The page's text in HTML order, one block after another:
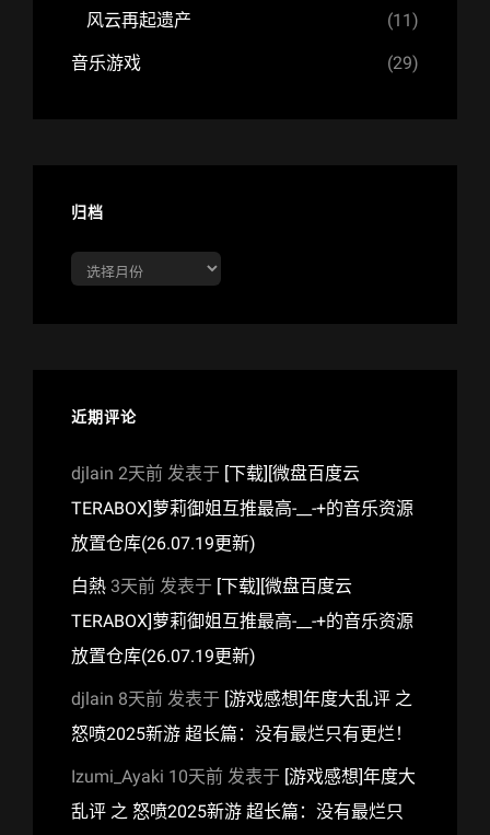
风云再起遗产 (11)
音乐游戏 (29)
归档
档
近期评论
djlain 2天前 发表于 [下载][微盘百度云
TERABOX]萝莉御姐互推最高-__-+的音乐资源
放置仓库(26.07.19更新)
白熱 3天前 发表于 [下载][微盘百度云
TERABOX]萝莉御姐互推最高-__-+的音乐资源
放置仓库(26.07.19更新)
djlain 8天前 发表于 [游戏感想]年度大乱评 之
怒喷2025新游 超长篇：没有最烂只有更烂！
Izumi_Ayaki 10天前 发表于 [游戏感想]年度大
乱评 之 怒喷2025新游 超长篇：没有最烂只